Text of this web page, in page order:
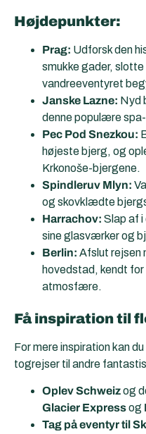
Højdepunkter:
Prag: Udforsk den
smukke gader, slotte
vandreeventyret
Janske Lazne: Nyd
denne populære spa-
Pec Pod Snezkou:
højeste bjerg, og
Krkonoše-bjergene.
Spindleruv Mlyn:
og skovklædte
Harrachov: Slap af i
sine glasværker og
Berlin: Afslut rejsen
hovedstad, kendt for
atmosfære.
Få inspiration til
For mere inspiration kan
togrejser til andre
Oplev Schweizog
Glacier Expressog
Tag på eventyr til